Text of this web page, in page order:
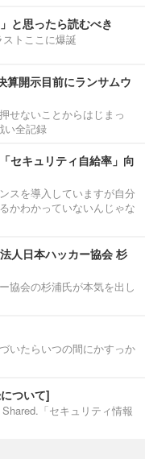
と思ったら読むべき
ストここに爆誕
算開示目前にランサムウ
せないことからはじまっ
い全記録
セキュリティ自給率」向
スを導入していますが自分
かわかっていないんじゃな
人日本ハッカー協会 杉
協会の杉浦氏が本気を出し
いたらいつの間にかすっか
ついて]
「セキュリティ情報